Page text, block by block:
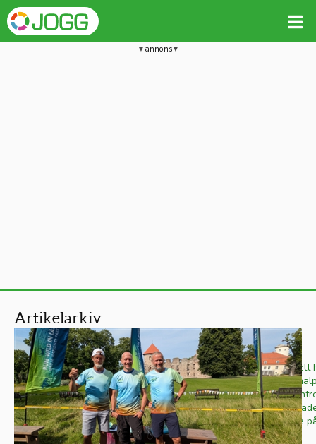
annons
Artikelarkiv
Gauja Trail 100k - del 1
I oktober-25 dök detta lopp upp i mitt flöde. Ett
lopp i Lettland som gick på fina stigar i
längs floden med samma namn. Joakim blev
bokade in oss på den längsta distansen.
Per som oxå blev intresserad. Mattias hängde
var vi fyra. Veckan före loppet tvingades...